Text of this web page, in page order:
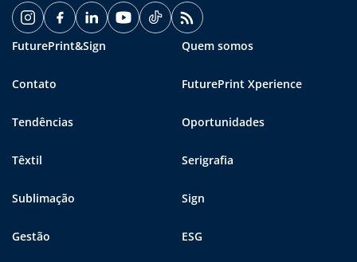
FuturePrint&Sign Quem somos
Contato FuturePrint Xperience
Tendências Oportunidades
Têxtil Serigrafia
Sublimação Sign
Gestão ESG